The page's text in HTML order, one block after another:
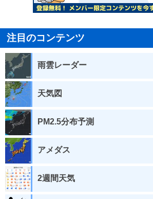
注目のコンテンツ
雨雲レーダー
天気図
PM2.5分布予測
アメダス
2週間天気